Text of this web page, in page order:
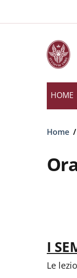
HOME
Briciole
Home /
I
Le